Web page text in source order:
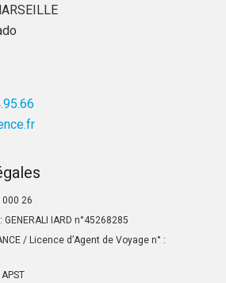
000 26
IARD n°45268285
/ Licence d’Agent de Voyage n° :